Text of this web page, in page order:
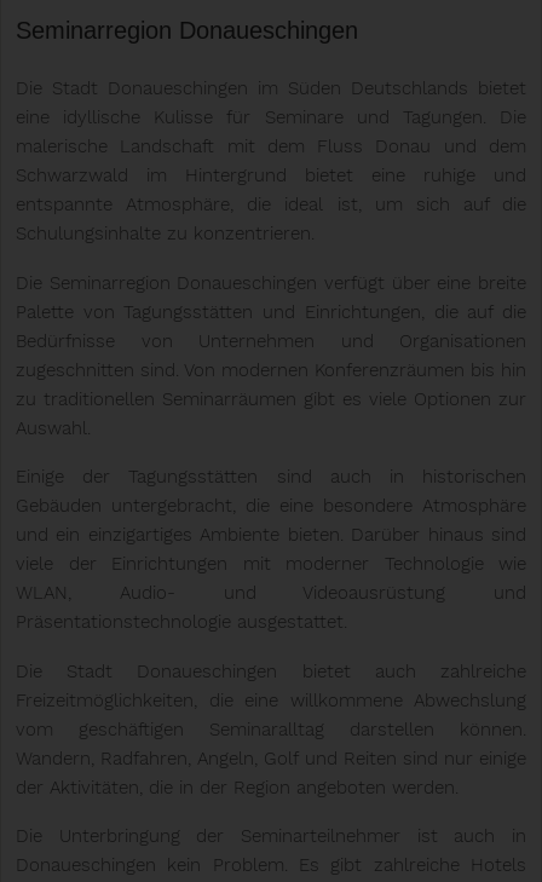
Seminarregion Donaueschingen
Die Stadt Donaueschingen im Süden Deutschlands bietet
eine idyllische Kulisse für Seminare und Tagungen. Die
malerische Landschaft mit dem Fluss Donau und dem
Schwarzwald im Hintergrund bietet eine ruhige und
entspannte Atmosphäre, die ideal ist, um sich auf die
Schulungsinhalte zu konzentrieren.
Die Seminarregion Donaueschingen verfügt über eine breite
Palette von Tagungsstätten und Einrichtungen, die auf die
Bedürfnisse von Unternehmen und Organisationen
zugeschnitten sind. Von modernen Konferenzräumen bis hin
zu traditionellen Seminarräumen gibt es viele Optionen zur
Auswahl.
Einige der Tagungsstätten sind auch in historischen
Gebäuden untergebracht, die eine besondere Atmosphäre
und ein einzigartiges Ambiente bieten. Darüber hinaus sind
viele der Einrichtungen mit moderner Technologie wie
WLAN, Audio- und Videoausrüstung und
Präsentationstechnologie ausgestattet.
Die Stadt Donaueschingen bietet auch zahlreiche
Freizeitmöglichkeiten, die eine willkommene Abwechslung
vom geschäftigen Seminaralltag darstellen können.
Wandern, Radfahren, Angeln, Golf und Reiten sind nur einige
der Aktivitäten, die in der Region angeboten werden.
Die Unterbringung der Seminarteilnehmer ist auch in
Donaueschingen kein Problem. Es gibt zahlreiche Hotels